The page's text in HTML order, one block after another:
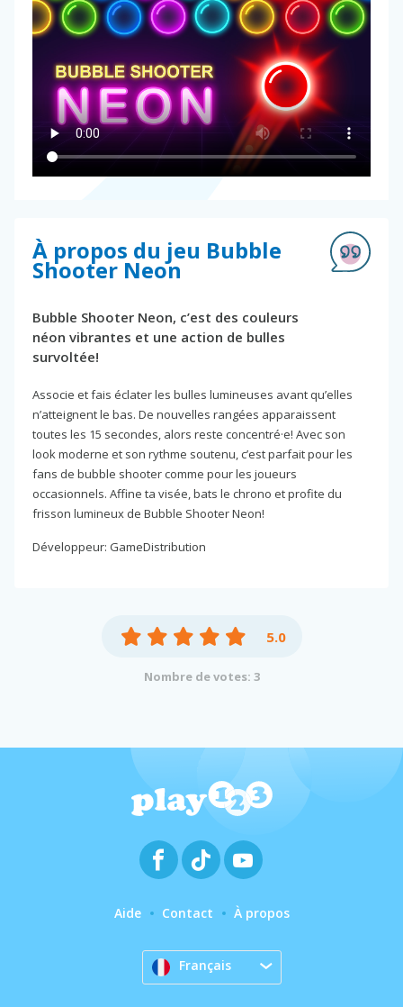
À propos du jeu Bubble
Shooter Neon
Bubble Shooter Neon, c’est des couleurs
néon vibrantes et une action de bulles
survoltée!
Associe et fais éclater les bulles lumineuses avant qu’elles
n’atteignent le bas. De nouvelles rangées apparaissent
toutes les 15 secondes, alors reste concentré·e! Avec son
look moderne et son rythme soutenu, c’est parfait pour les
fans de bubble shooter comme pour les joueurs
occasionnels. Affine ta visée, bats le chrono et profite du
frisson lumineux de Bubble Shooter Neon!
Développeur: GameDistribution
5.0
Nombre de votes: 3
Aide Contact À propos
Français